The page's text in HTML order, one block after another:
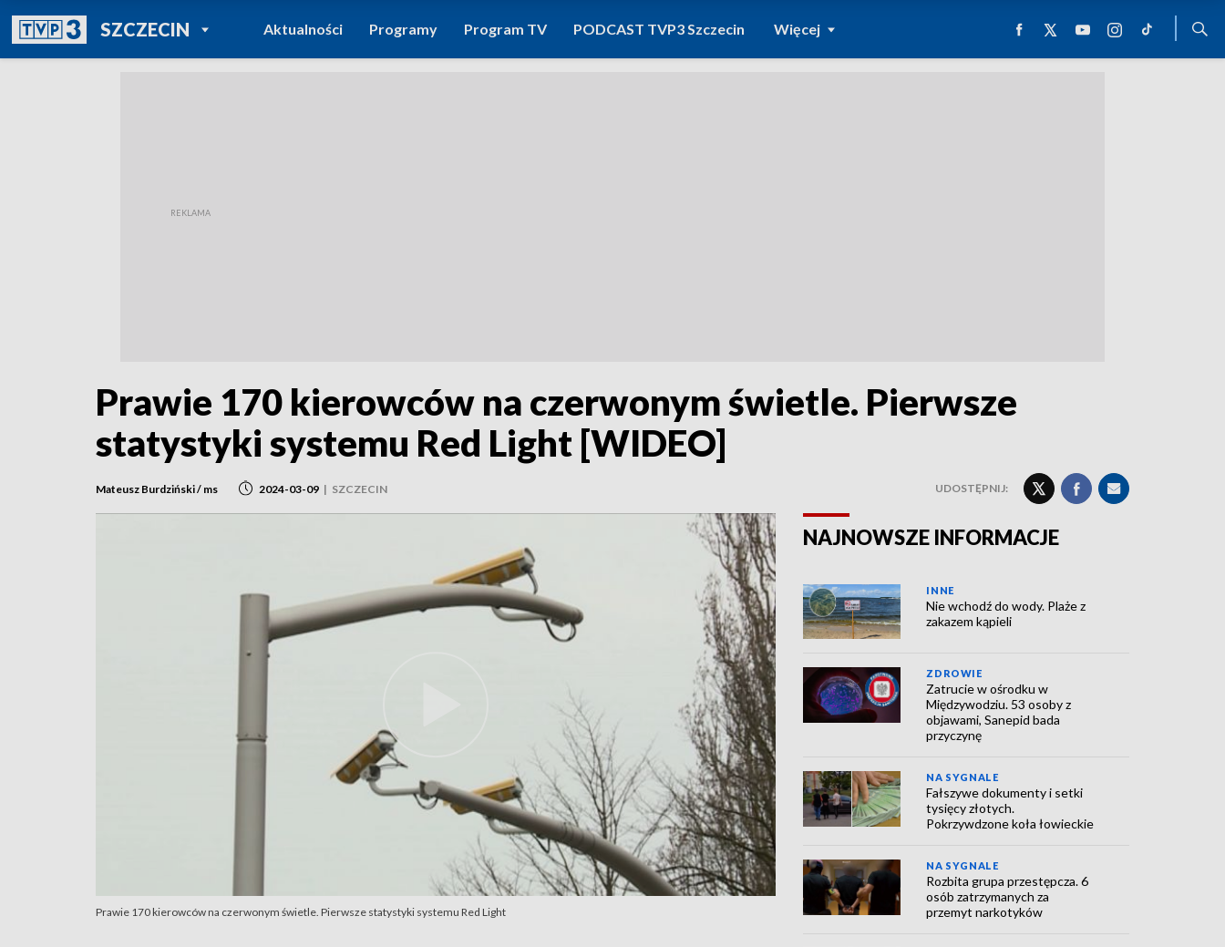
SZCZECINPOWRÓT DO
TVP REGIONY
Aktualności Programy Program TV PODCAST TVP3 Szczecin Więcej
Prawie 170 kierowców na czerwonym świetle. Pierwsze
statystyki systemu Red Light [WIDEO]
Mateusz Burdziński / ms 2024-03-09 | SZCZECIN UDOSTĘPNIJ:
Prawie 170 kierowców na czerwonym świetle. Pierwsze statystyki systemu Red Light
NAJNOWSZE INFORMACJE
INNE
Nie wchodź do wody. Plaże z
zakazem kąpieli
ZDROWIE
Zatrucie w ośrodku w
Międzywodziu. 53 osoby z
objawami, Sanepid bada
przyczynę
NA SYGNALE
Fałszywe dokumenty i setki
tysięcy złotych.
Pokrzywdzone koła łowieckie
NA SYGNALE
Rozbita grupa przestępcza. 6
osób zatrzymanych za
przemyt narkotyków